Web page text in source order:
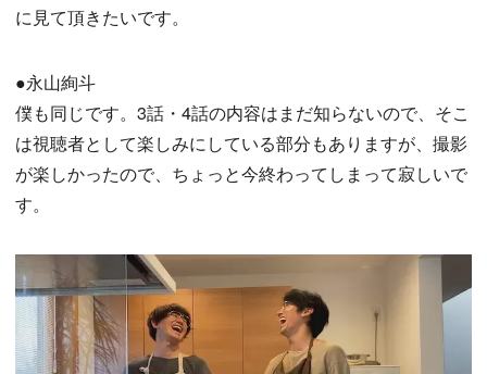
に見て頂きたいです。
●永山絢斗
僕も同じです。3話・4話の内容はまだ知らないので、そこ
は視聴者として楽しみにしている部分もありますが、撮影
が楽しかったので、ちょっと今終わってしまって寂しいで
す。